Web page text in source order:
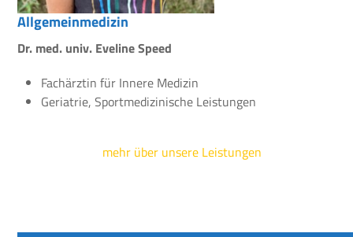
Allgemeinmedizin
Dr. med. univ. Eveline Speed
Fachärztin für Innere Medizin
Geriatrie, Sportmedizinische Leistungen
mehr über unsere Leistungen